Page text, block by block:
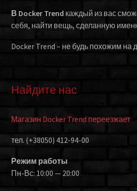
В Docker Trend каждый из вас
себя, найти вещь, сделанную
Docker Trend – не будь похожим на
Найдите нас
Магазин Docker Trend переезжает
тел. (+38050) 412-94-00
Режим работы
Пн-Вс: 10:00 — 20:00